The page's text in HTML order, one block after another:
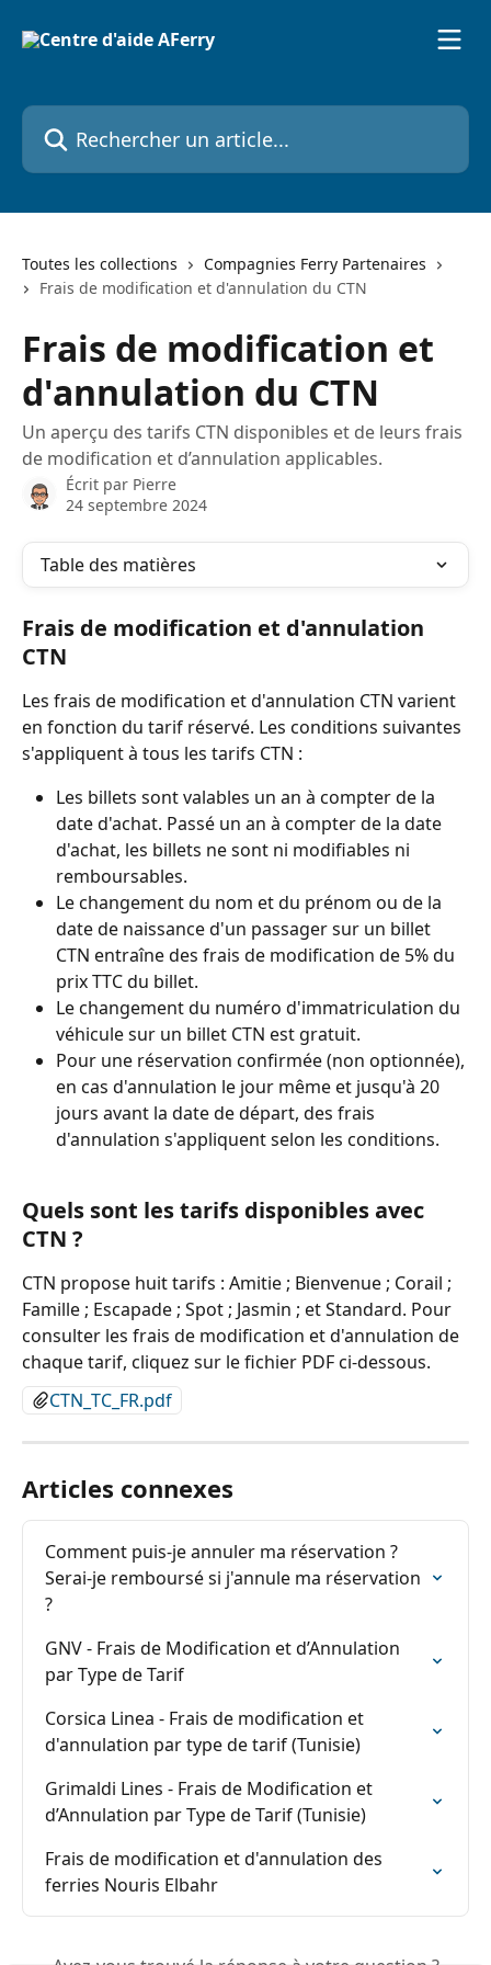
Rechercher un article...
Toutes les collections
Compagnies Ferry Partenaires
Frais de modification et d'annulation du CTN
Frais de modification et
d'annulation du CTN
Un aperçu des tarifs CTN disponibles et de leurs frais
de modification et d’annulation applicables.
Écrit par Pierre
24 septembre 2024
Table des matières
Frais de modification et d'annulation
CTN
Les frais de modification et d'annulation CTN varient
en fonction du tarif réservé. Les conditions suivantes
s'appliquent à tous les tarifs CTN :
Les billets sont valables un an à compter de la
date d'achat. Passé un an à compter de la date
d'achat, les billets ne sont ni modifiables ni
remboursables.
Le changement du nom et du prénom ou de la
date de naissance d'un passager sur un billet
CTN entraîne des frais de modification de 5% du
prix TTC du billet.
Le changement du numéro d'immatriculation du
véhicule sur un billet CTN est gratuit.
Pour une réservation confirmée (non optionnée),
en cas d'annulation le jour même et jusqu'à 20
jours avant la date de départ, des frais
d'annulation s'appliquent selon les conditions.
Quels sont les tarifs disponibles avec
CTN ?
CTN propose huit tarifs : Amitie ; Bienvenue ; Corail ;
Famille ; Escapade ; Spot ; Jasmin ; et Standard. Pour
consulter les frais de modification et d'annulation de
chaque tarif, cliquez sur le fichier PDF ci-dessous.
CTN_TC_FR.pdf
Articles connexes
Comment puis-je annuler ma réservation ?
Serai-je remboursé si j'annule ma réservation
?
GNV - Frais de Modification et d’Annulation
par Type de Tarif
Corsica Linea - Frais de modification et
d'annulation par type de tarif (Tunisie)
Grimaldi Lines - Frais de Modification et
d’Annulation par Type de Tarif (Tunisie)
Frais de modification et d'annulation des
ferries Nouris Elbahr